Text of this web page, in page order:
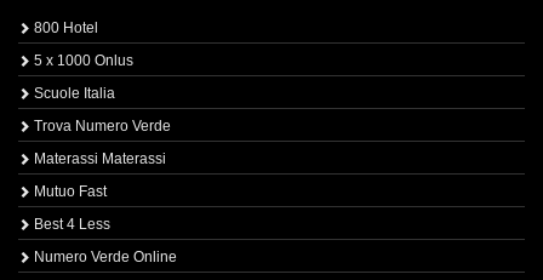
800 Hotel
5 x 1000 Onlus
Scuole Italia
Trova Numero Verde
Materassi Materassi
Mutuo Fast
Best 4 Less
Numero Verde Online